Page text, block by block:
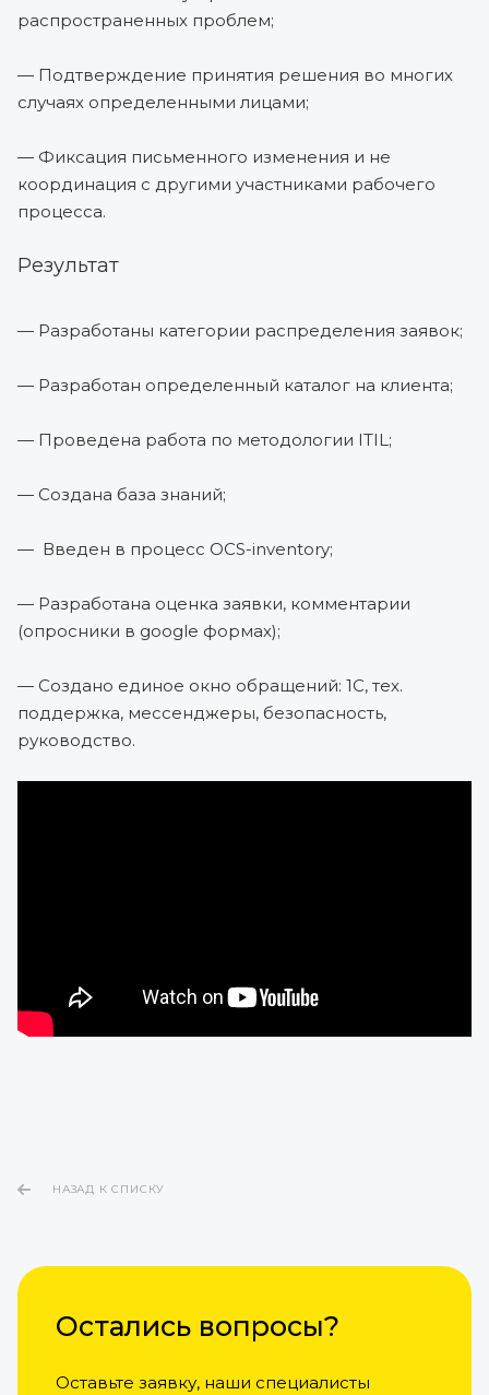
распространенных проблем;
— Подтверждение принятия решения во многих
случаях определенными лицами;
— Фиксация письменного изменения и не
координация с другими участниками рабочего
процесса.
Результат
— Разработаны категории распределения заявок;
— Разработан определенный каталог на клиента;
— Проведена работа по методологии ITIL;
— Создана база знаний;
— Введен в процесс OCS-inventory;
— Разработана оценка заявки, комментарии
(опросники в google формах);
— Создано единое окно обращений: 1С, тех.
поддержка, мессенджеры, безопасность,
руководство.
НАЗАД К СПИСКУ
Остались вопросы?
Оставьте заявку, наши специалисты